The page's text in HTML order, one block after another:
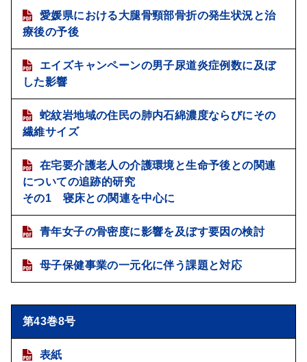
愛媛県における大腿骨頸部骨折の発生状況と治
療後の予後
エイズキャンペーンの男子尿道炎症例数に及ぼ
した影響
蛇紋岩地域の住民の肺内石綿濃度ならびにその
繊維サイズ
在宅要介護老人の介護環境と生命予後との関連
についての追跡的研究
その1 寝床との関連を中心に
青年女子の骨密度に影響を及ぼす要因の検討
母子保健事業の一元化に伴う課題と対応
第43巻8号
表紙